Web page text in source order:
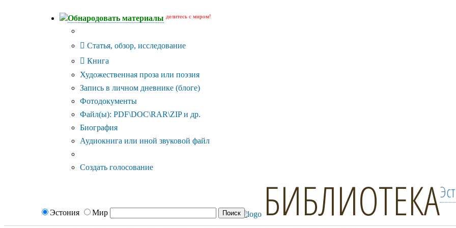
Обнародовать материалы делитесь с миром!
Статья, обзор, исследование
Книга
Художественная проза или поэзия
Запись в личном дневнике (блоге)
Фотодокументы
Файл(ы): PDF\DOC\RAR\ZIP и др.
Биография
Аудиокнига или иной звуковой файл
Создать голосование
Эстония Мир БИБЛИОТЕКА